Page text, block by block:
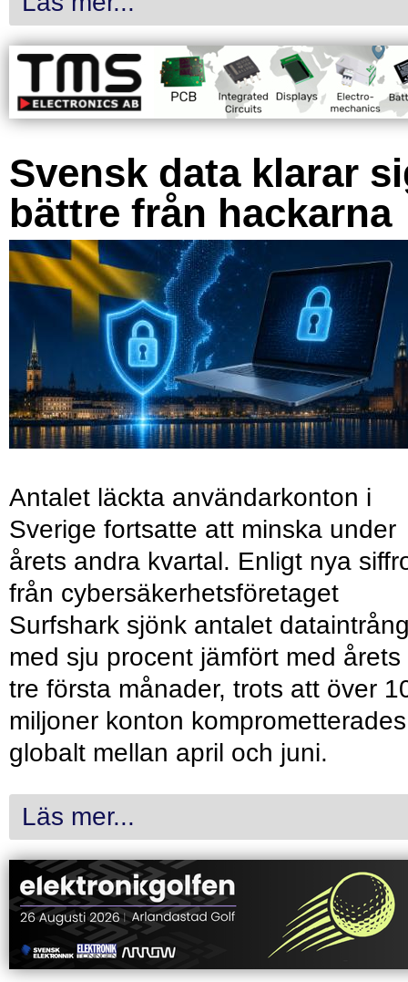
Svensk data klarar
bättre från hackarna
Antalet läckta användarkonton i
Sverige fortsatte att minska under
årets andra kvartal. Enligt nya
från cybersäkerhetsföretaget
Surfshark sjönk antalet
med sju procent jämfört med årets
tre första månader, trots att över
miljoner konton komprometterades
globalt mellan april och juni.
Läs mer...